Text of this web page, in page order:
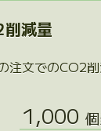
削減量
注文でのCO2
1,000